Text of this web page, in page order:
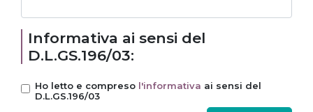
Informativa ai sensi del
D.L.GS.196/03:
Ho letto e compreso l'informativa ai sensi del
D.L.GS.196/03